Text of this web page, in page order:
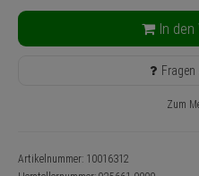
In den
Fragen
Zum
Artikelnummer: 10016312